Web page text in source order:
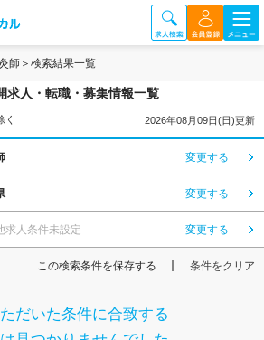
師 検索結果一覧
求人・転職・募集情報一覧
く 2026年08月09日(日)更新
変更する
変更する
求人条件未設定 変更する
この検索条件を保存する 条件をクリア
だいた条件に合致する